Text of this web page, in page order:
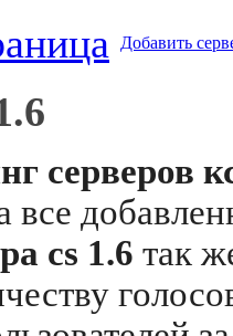
Добавить
серверов
cs 1.6 так